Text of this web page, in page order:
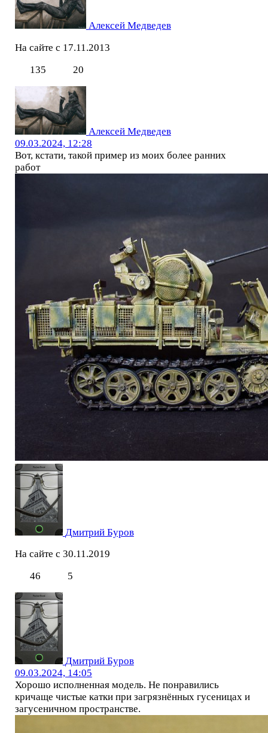
Алексей Медведев
На сайте с 17.11.2013
135
20
Алексей Медведев
09.03.2024, 12:28
Вот, кстати, такой пример из моих более ранних
работ
Дмитрий Буров
На сайте с 30.11.2019
46
5
Дмитрий Буров
09.03.2024, 14:05
Хорошо исполненная модель. Не понравились
кричаще чистые катки при загрязнённых гусеницах и
загусеничном пространстве.